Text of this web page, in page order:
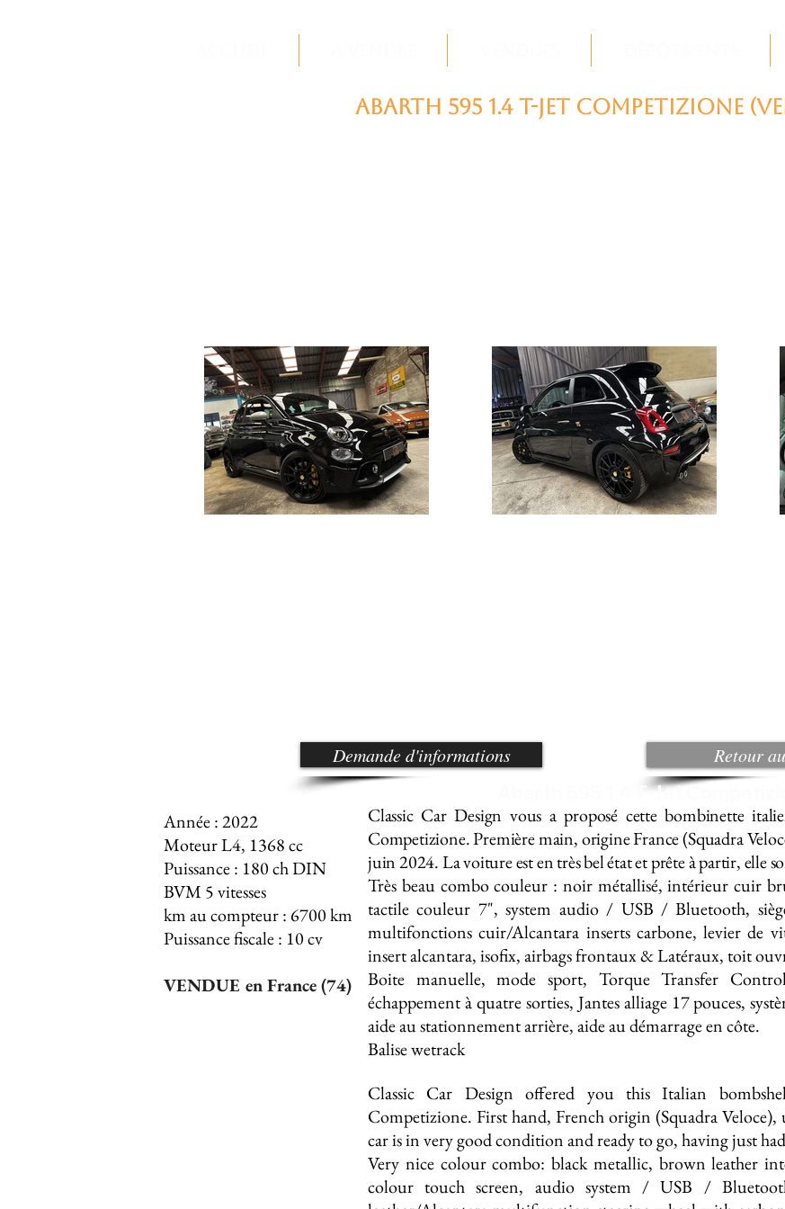
Abarth 595 1.4 T-jet Competizione
Demande d'informations Retour
Année : 2022
Moteur L4, 1368 cc
Puissance : 180 ch DIN
BVM 5 vitesses
km au compteur : 6700 km
Puissance fiscale : 10 cv
VENDUE en France (74)
Abarth 595 1.4 T-Jet
Classic Car Design vous a proposé cette bombinette
Competizione. Première main, origine France (Squadra
juin 2024. La voiture est en très bel état et prête à partir, elle
Très beau combo couleur : noir métallisé, intérieur cuir
tactile couleur 7", system audio / USB / Bluetooth,
multifonctions cuir/Alcantara inserts carbone, levier de
insert alcantara, isofix, airbags frontaux & Latéraux, toit
Boite manuelle, mode sport, Torque Transfer
échappement à quatre sorties, Jantes alliage 17 pouces,
aide au stationnement arrière, aide au démarrage en côte.
Balise wetrack
Classic Car Design offered you this Italian
Competizione. First hand, French origin (Squadra
car is in very good condition and ready to go, having just
Very nice colour combo: black metallic, brown leather
colour touch screen, audio system / USB /